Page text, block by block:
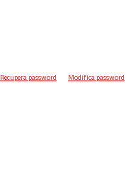
Recupera password Modifica password